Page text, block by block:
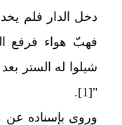
دخل الدار فلم
فهبّ هواء فرفع
شيلوا له الستر
"
[1]
.
وروى بإسناده عن